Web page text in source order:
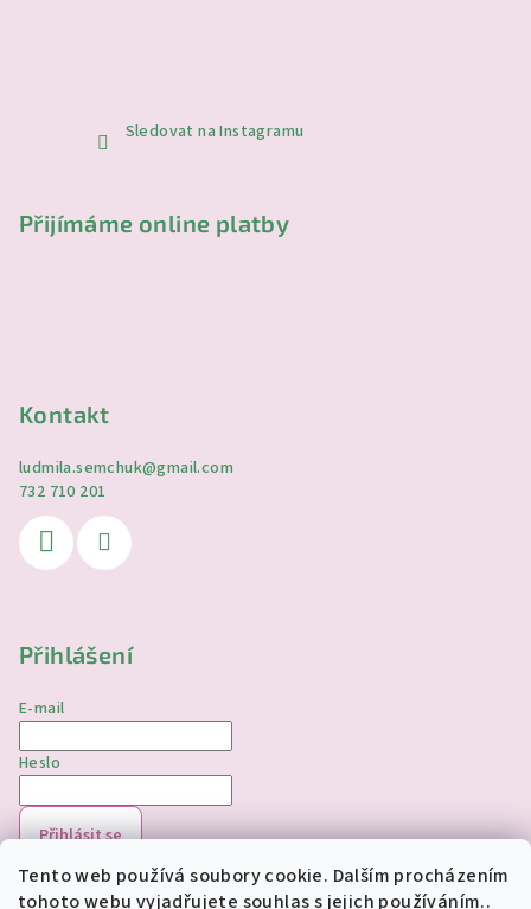
Tento web používá soubory cookie. Dalším procházením
tohoto webu vyjadřujete souhlas s jejich používáním..
Sledovat na Instagramu
Přijímáme online platby
Kontakt
ludmila.semchuk@gmail.com
732 710 201
Přihlášení
E-mail
Heslo
Přihlásit se
Nová registraceZapomenuté heslo